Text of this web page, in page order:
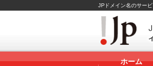
JPドメイン名のサー
ホーム